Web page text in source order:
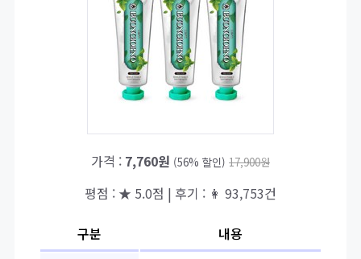
가격 : 7,760원 (56% 할인) 17,900원
평점 : ★ 5.0점 | 후기 : 👩 93,753건
구분
내용